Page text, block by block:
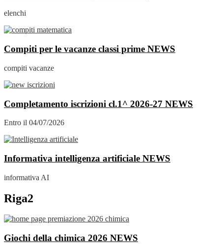
elenchi
Compiti per le vacanze classi prime NEWS
compiti vacanze
Completamento iscrizioni cl.1^ 2026-27 NEWS
Entro il 04/07/2026
Informativa intelligenza artificiale NEWS
informativa AI
Riga2
Giochi della chimica 2026 NEWS